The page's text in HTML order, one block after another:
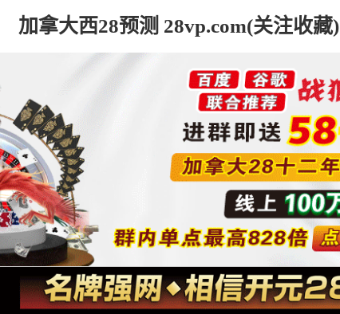
加拿大西28预测 28vp.com(关注收藏)